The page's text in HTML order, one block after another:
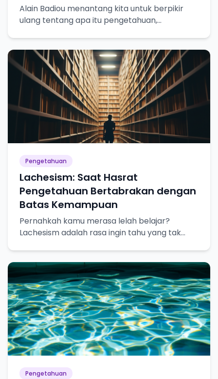
Alain Badiou menantang kita untuk berpikir
ulang tentang apa itu pengetahuan,
Pengetahuan
Lachesism: Saat Hasrat
Pengetahuan Bertabrakan dengan
Batas Kemampuan
Pernahkah kamu merasa lelah belajar?
Lachesism adalah rasa ingin tahu yang tak
Pengetahuan